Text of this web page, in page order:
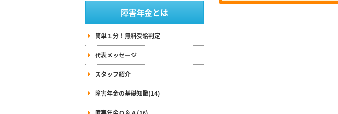
障害年金とは
簡単１分！無料受給判定
代表メッセージ
スタッフ紹介
障害年金の基礎知識(14)
障害年金Ｑ＆Ａ(16)